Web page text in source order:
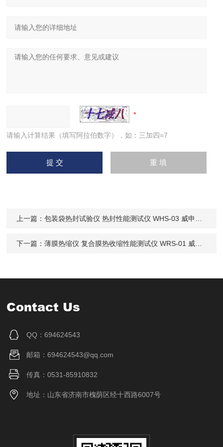
请输入计算结果（填写阿拉伯数字），如：三加四=7
上一篇：包装袋热封试验仪 热封性能测试仪 WHS-03 威申科技
下一篇：薄膜热缩仪 复合膜热收缩性能测试仪 WRS-01 威申科技
Contact Us
QQ：694624543
邮箱：694624543@qq.com
传真：0531-85910832
地址：山东省济南市槐荫区经十西路6007号